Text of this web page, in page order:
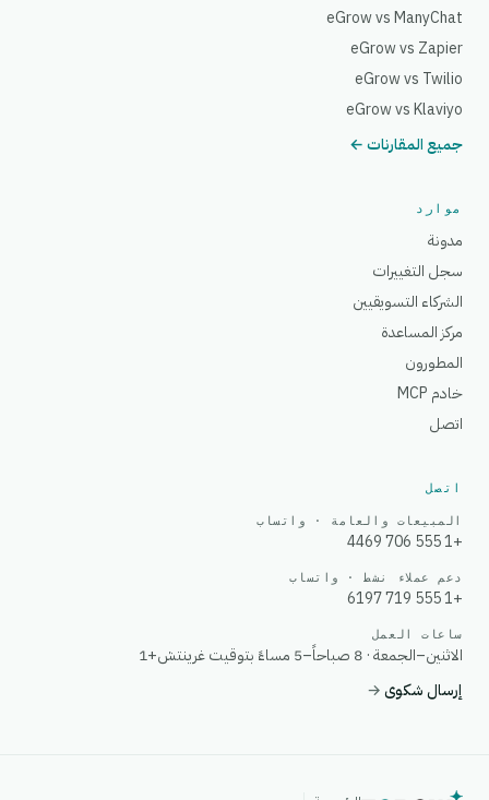
eGrow vs ManyChat
eGrow vs Zapier
eGrow vs Twilio
eGrow vs Klaviyo
جميع المقارنات ←
موارد
مدونة
سجل التغييرات
الشركاء التسويقيين
مركز المساعدة
المطورون
خادم MCP
اتصل
اتصل
المبيعات والعامة · واتساب
+1 555 706 4469
دعم عملاء نشط · واتساب
+1 555 719 6197
ساعات العمل
الاثنين–الجمعة · 8 صباحاً–5 مساءً بتوقيت غرينتش+1
إرسال شكوى→